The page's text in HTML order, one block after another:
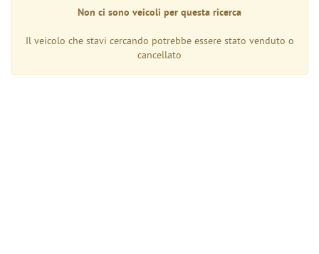
Non ci sono veicoli per questa ricerca
Il veicolo che stavi cercando potrebbe essere stato venduto o
cancellato
Cookie necessari
Cookie delle preferenze